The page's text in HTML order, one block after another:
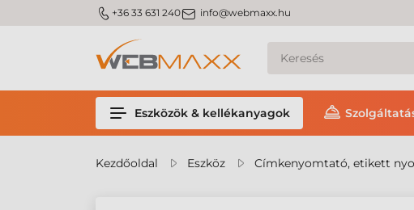
m_phone +36 33 631 240m_email info@webmaxx.hu
Eszközök & kellékanyagok
Kezdőoldal Eszköz Címkenyomtató, etikett